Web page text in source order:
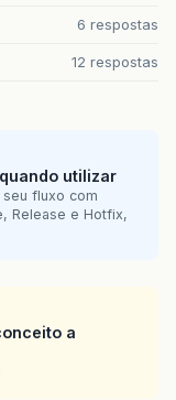
6 respostas
12 respostas
utilizar
seu fluxo com
Release e Hotfix,
a